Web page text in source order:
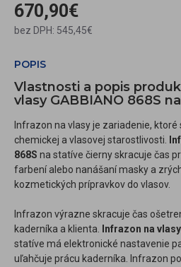
670,90€
bez DPH: 545,45€
POPIS
Vlastnosti a popis
vlasy GABBIANO 868S
Infrazon na vlasy je zariadenie, ktoré
chemickej a vlasovej starostlivosti.
868S na statíve čierny skracuje čas
farbení alebo nanášaní masky a
kozmetických prípravkov do vlasov.
Infrazon výrazne skracuje čas
kaderníka a klienta.
Infrazon na
statíve má elektronické nastavenie
uľahčuje prácu kaderníka. Infrazon